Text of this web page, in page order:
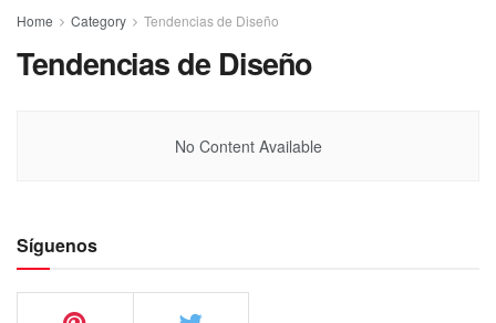
Home Category Tendencias de Diseño
Tendencias de Diseño
No Content Available
Síguenos